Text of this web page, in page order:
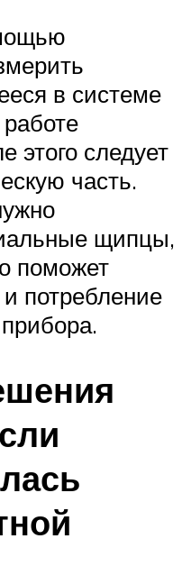
в системе
этого следует
часть.
щипцы,
поможет
потребление